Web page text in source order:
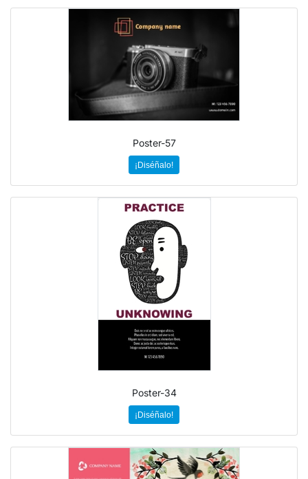
Poster-57
¡Diséñalo!
Poster-34
¡Diséñalo!